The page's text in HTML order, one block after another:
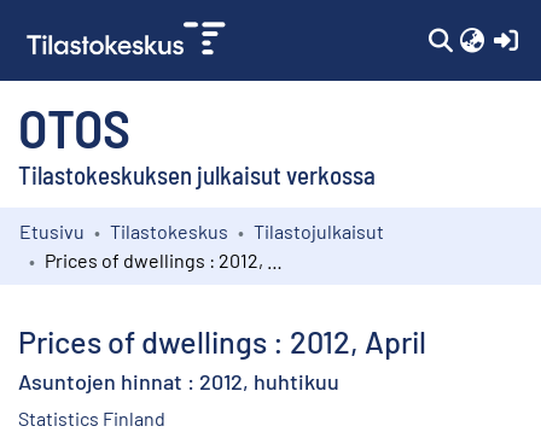
OTOS
Tilastokeskuksen julkaisut verkossa
Kokoelmat
Etusivu Tilastokeskus
Tilastojulkaisut
Prices of dwellings : 2012, April
Asuntojen hinnat : 2012, huhtikuu
Statistics Finland